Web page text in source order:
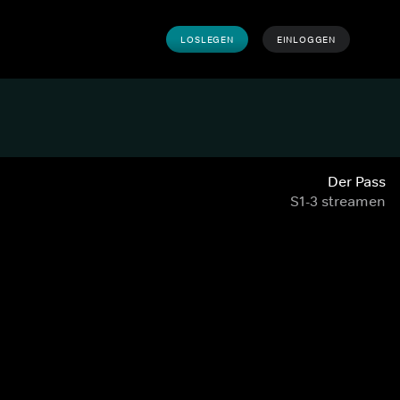
LOSLEGEN EINLOGGEN
Der Pass
S1-3 streamen